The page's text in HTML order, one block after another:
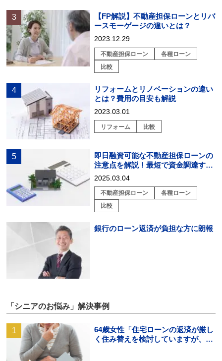
【FP解説】不動産担保ローンとリバ
ースモーゲージの違いとは？
2023.12.29
不動産担保ローン
各種ローン
比較
リフォームとリノベーションの違い
とは？費用の目安も解説
2023.03.01
リフォーム 比較
即日融資可能な不動産担保ローンの
注意点を解説！最短で資金調達する
には？
2025.03.04
不動産担保ローン
各種ローン
比較
銀行のローン返済が負担な方に朗報
「シニアのお悩み」解決事例
64歳女性「住宅ローンの返済が厳し
く住み替えを検討していますが、頭